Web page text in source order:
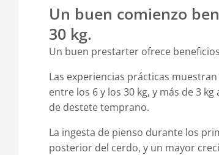
Un buen comienzo
30 kg.
Un buen prestarter ofrece
Las experiencias prácticas
entre los 6 y los 30 kg, y más de 3
de destete temprano.
La ingesta de pienso durante los
posterior del cerdo, y un mayor